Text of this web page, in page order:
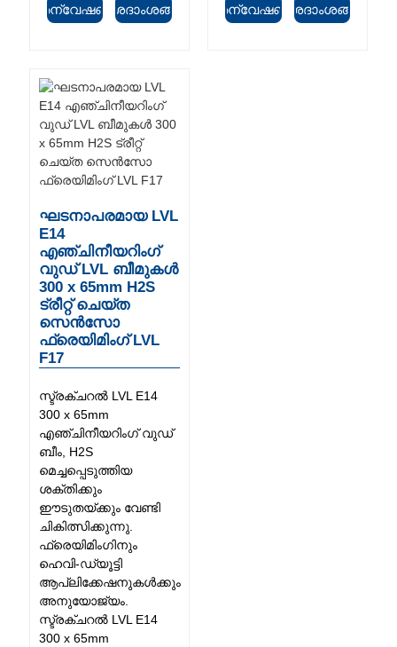
അന്വേഷണംവിശദാംശങ്ങൾ അന്വേഷണംവിശദാംശങ്ങൾ
ഘടനാപരമായ LVL
E14
എഞ്ചിനീയറിംഗ്
വുഡ് LVL ബീമുകൾ
300 x 65mm H2S
ട്രീറ്റ് ചെയ്ത
സെൻസോ
ഫ്രെയിമിംഗ് LVL
F17
സ്ട്രക്ചറൽ LVL E14
300 x 65mm
എഞ്ചിനീയറിംഗ് വുഡ്
ബീം, H2S
മെച്ചപ്പെടുത്തിയ
ശക്തിക്കും
ഈടുതയ്ക്കും വേണ്ടി
ചികിത്സിക്കുന്നു.
ഫ്രെയിമിംഗിനും
ഹെവി-ഡ്യൂട്ടി
ആപ്ലിക്കേഷനുകൾക്കും
അനുയോജ്യം.
സ്ട്രക്ചറൽ LVL E14
300 x 65mm